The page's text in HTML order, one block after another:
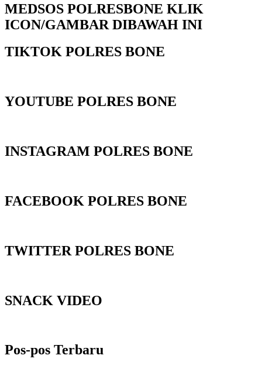
MEDSOS POLRESBONE KLIK
ICON/GAMBAR DIBAWAH INI
TIKTOK POLRES BONE
YOUTUBE POLRES BONE
INSTAGRAM POLRES BONE
FACEBOOK POLRES BONE
TWITTER POLRES BONE
SNACK VIDEO
Pos-pos Terbaru